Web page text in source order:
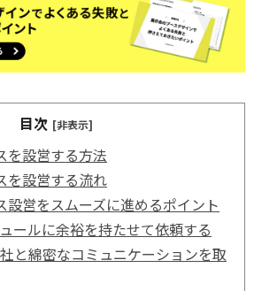
目次 [非表示]
を設営する方法
を設営する流れ
設営をスムーズに進めるポイント
ールに余裕を持たせて依頼する
と綿密なコミュニケーションを取